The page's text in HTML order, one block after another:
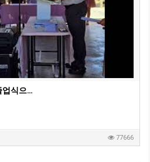
브리즈번 한글학교, 38회 졸업식으로 멋진 여정의 시작
77666